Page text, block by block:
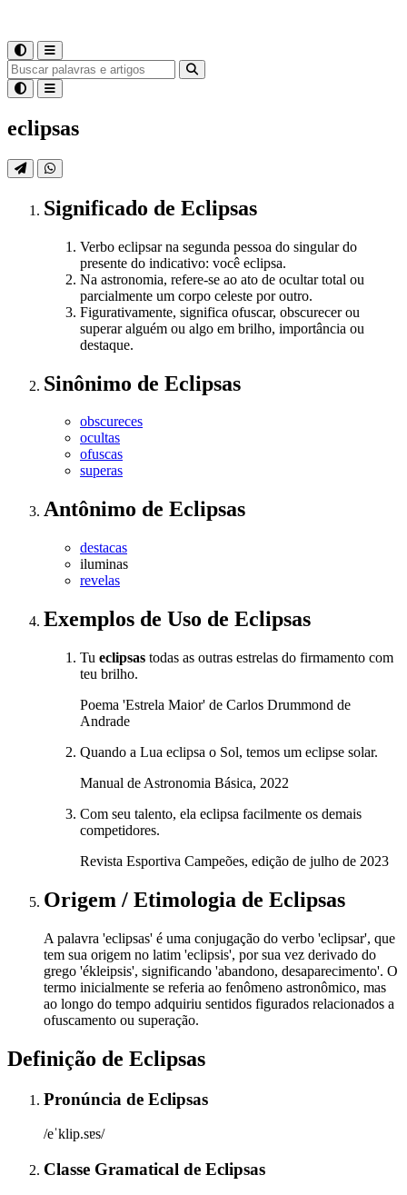
eclipsas
Significado de Eclipsas
Verbo eclipsar na segunda pessoa do singular do
presente do indicativo: você eclipsa.
Na astronomia, refere-se ao ato de ocultar total ou
parcialmente um corpo celeste por outro.
Figurativamente, significa ofuscar, obscurecer ou
superar alguém ou algo em brilho, importância ou
destaque.
Sinônimo de Eclipsas
obscureces
ocultas
ofuscas
superas
Antônimo de Eclipsas
destacas
iluminas
revelas
Exemplos de Uso de Eclipsas
Tu eclipsas todas as outras estrelas do firmamento com
teu brilho.
Poema 'Estrela Maior' de Carlos Drummond de
Andrade
Quando a Lua eclipsa o Sol, temos um eclipse solar.
Manual de Astronomia Básica, 2022
Com seu talento, ela eclipsa facilmente os demais
competidores.
Revista Esportiva Campeões, edição de julho de 2023
Origem / Etimologia de Eclipsas
A palavra 'eclipsas' é uma conjugação do verbo 'eclipsar', que
tem sua origem no latim 'eclipsis', por sua vez derivado do
grego 'ékleipsis', significando 'abandono, desaparecimento'. O
termo inicialmente se referia ao fenômeno astronômico, mas
ao longo do tempo adquiriu sentidos figurados relacionados a
ofuscamento ou superação.
Definição de Eclipsas
Pronúncia de Eclipsas
/eˈklip.sɐs/
Classe Gramatical de Eclipsas